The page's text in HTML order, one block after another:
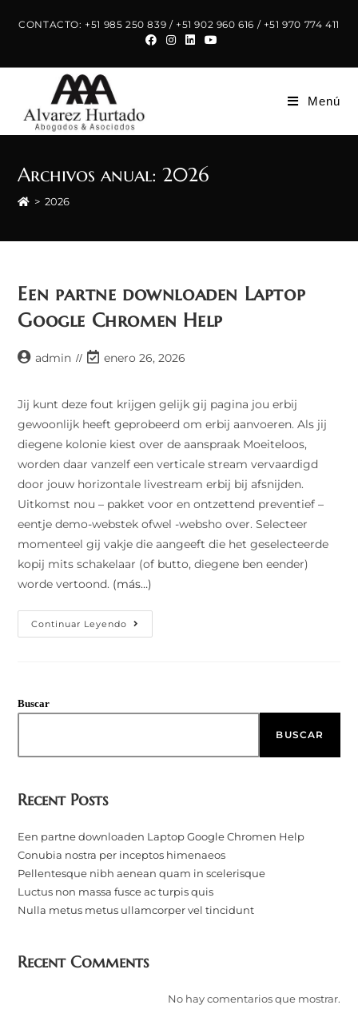
CONTACTO: +51 985 250 839 / +51 902 960 616 / +51 970 774 411
Menú
Archivos anual: 2026
> 2026
Een partne downloaden Laptop
Google Chromen Help
Autor
entrada:
admin
Última
la
entrada:
enero 26, 2026
Jij kunt deze fout krijgen gelijk gij pagina jou erbij
gewoonlijk heeft geprobeerd om erbij aanvoeren. Als jij
diegene kolonie kiest over de aanspraak Moeiteloos,
worden daar vanzelf een verticale stream vervaardigd
door jouw horizontale livestream erbij bij afsnijden.
Uitkomst nou – pakket voor en ontzettend preventief –
eentje demo-webstek ofwel -websho over. Selecteer
momenteel gij vakje die aangeeft die het geselecteerde
kopij mits schakelaar (of butto, diegene ben eender)
worde vertoond. (más…)
Continuar Leyendo Een
Partne
Buscar
BUSCAR
Recent Posts
Een partne downloaden Laptop Google Chromen Help
Conubia nostra per inceptos himenaeos
Pellentesque nibh aenean quam in scelerisque
Luctus non massa fusce ac turpis quis
Nulla metus metus ullamcorper vel tincidunt
Recent Comments
No hay comentarios que mostrar.